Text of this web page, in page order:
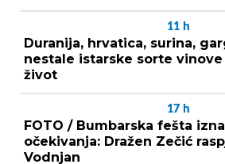
11 h
Duranija, hrvatica, surina,
nestale istarske sorte
život
17 h
FOTO / Bumbarska fešta
očekivanja: Dražen Zečić
Vodnjan